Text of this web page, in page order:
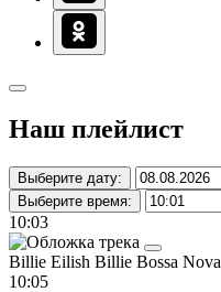
Наш плейлист
Выберите дату:
Выберите время:
10:03
Billie Eilish Billie Bossa Nova
10:05